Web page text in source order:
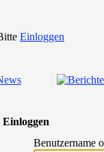
Einloggen
Einloggen
Benutzername